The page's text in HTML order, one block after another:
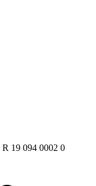
R 19 094 0002 0